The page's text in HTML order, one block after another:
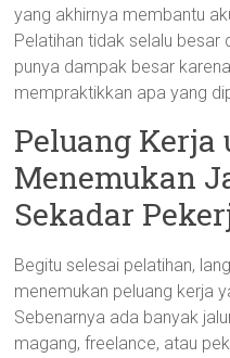
yang akhirnya membantu
Pelatihan tidak selalu besar
punya dampak besar
mempraktikkan apa yang
Peluang Kerja
Menemukan
Sekadar
Begitu selesai pelatihan,
menemukan peluang kerja
Sebenarnya ada banyak
magang, freelance, atau